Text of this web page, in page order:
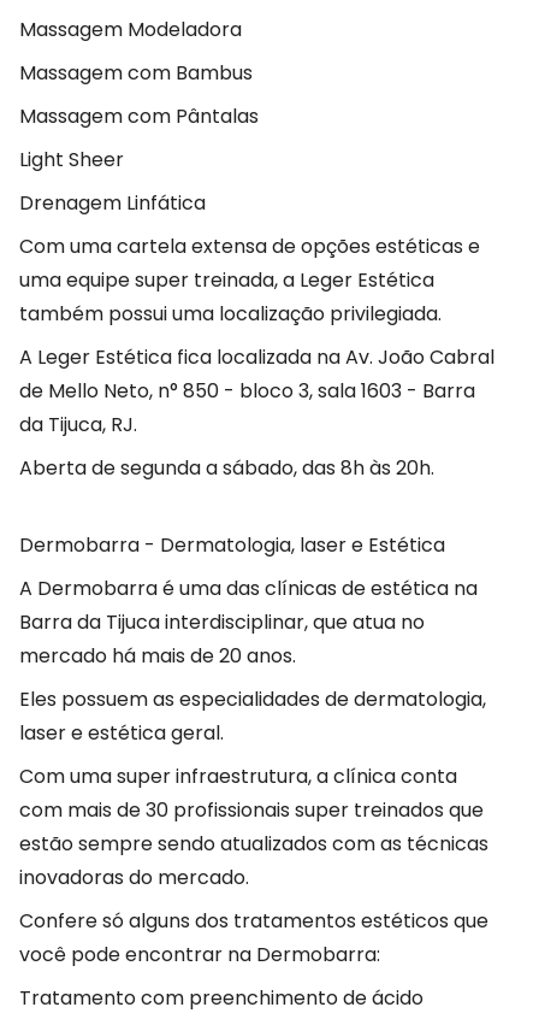
Massagem Modeladora
Massagem com Bambus
Massagem com Pântalas
Light Sheer
Drenagem Linfática
Com uma cartela extensa de opções estéticas e
uma equipe super treinada, a Leger Estética
também possui uma localização privilegiada.
A Leger Estética fica localizada na Av. João Cabral
de Mello Neto, n° 850 - bloco 3, sala 1603 - Barra
da Tijuca, RJ.
Aberta de segunda a sábado, das 8h às 20h.
Dermobarra - Dermatologia, laser e Estética
A Dermobarra é uma das clínicas de estética na
Barra da Tijuca interdisciplinar, que atua no
mercado há mais de 20 anos.
Eles possuem as especialidades de dermatologia,
laser e estética geral.
Com uma super infraestrutura, a clínica conta
com mais de 30 profissionais super treinados que
estão sempre sendo atualizados com as técnicas
inovadoras do mercado.
Confere só alguns dos tratamentos estéticos que
você pode encontrar na Dermobarra:
Tratamento com preenchimento de ácido